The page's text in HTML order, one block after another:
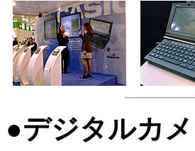
●デジタルカ